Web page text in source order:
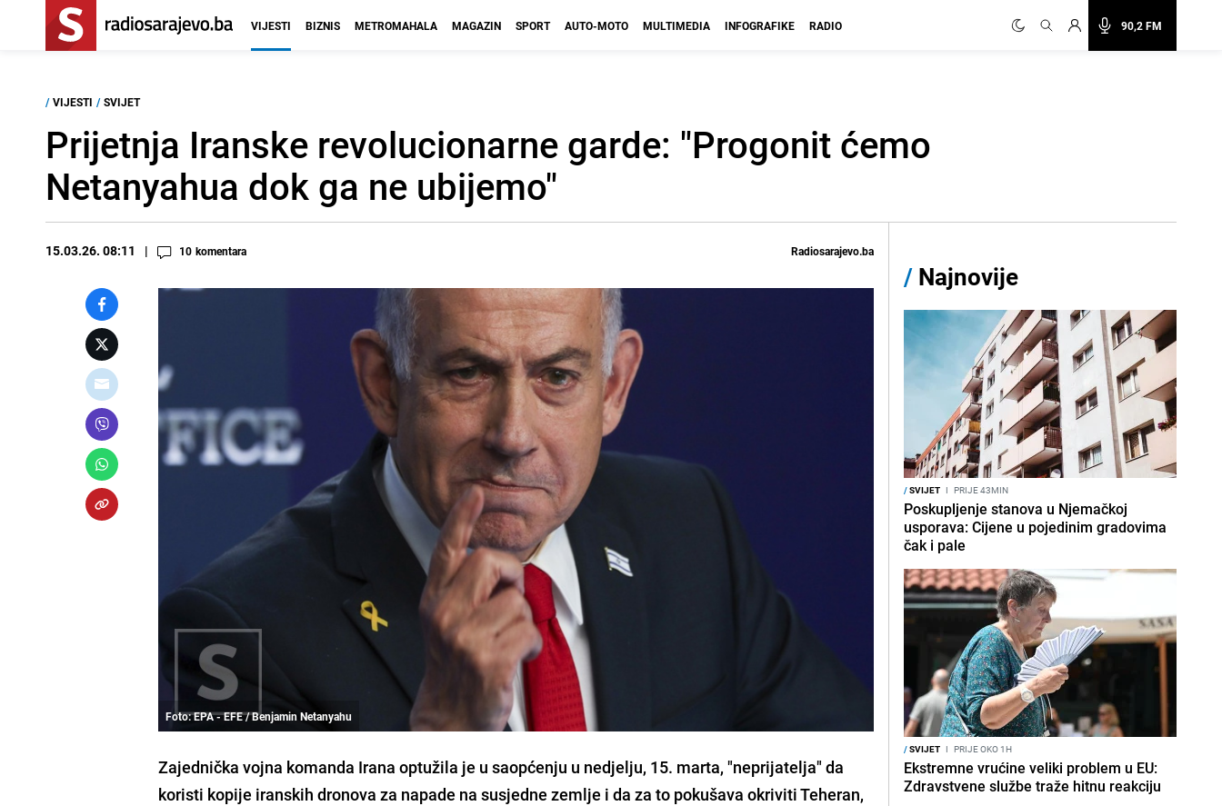
90,2 FM
VIJESTI BIZNIS METROMAHALA MAGAZIN SPORT AUTO-MOTO MULTIMEDIA INFOGRAFIKE RADIO
/ VIJESTI / SVIJET
Prijetnja Iranske revolucionarne garde: "Progonit ćemo
Netanyahua dok ga ne ubijemo"
15.03.26. 08:11 10 komentara Radiosarajevo.ba
Foto: EPA - EFE / Benjamin Netanyahu
Zajednička vojna komanda Irana optužila je u saopćenju u nedjelju, 15. marta, "neprijatelja" da
koristi kopije iranskih dronova za napade na susjedne zemlje i da za to pokušava okriviti Teheran,
/ Najnovije
/SVIJET I PRIJE 43MIN
Poskupljenje stanova u Njemačkoj
usporava: Cijene u pojedinim gradovima
čak i pale
/SVIJET I PRIJE OKO 1H
Ekstremne vrućine veliki problem u EU:
Zdravstvene službe traže hitnu reakciju